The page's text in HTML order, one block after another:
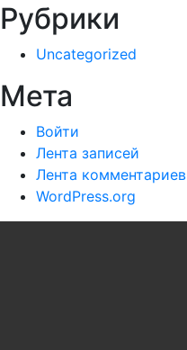
Рубрики
Uncategorized
Мета
Войти
Лента записей
Лента комментариев
WordPress.org